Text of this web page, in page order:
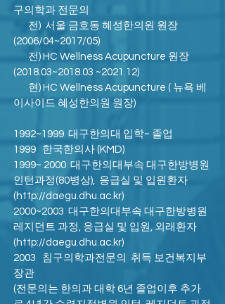
구의학과 전문의
전) 서울 금호동 혜성한의원 원장
(2006/04~2017/05)
전) HC Wellness Acupuncture 원장
(2018.03~2018.03 ~2021.12)
현) HC Wellness Acupuncture ( 뉴욕 베
이사이드 혜성한의원 원장)
1992~1999 대구한의대 입학~ 졸업
1999 한국한의사 (KMD)
1999~ 2000 대구한의대부속 대구한방병원
인턴과정(80병상), 응급실 및 입원환자
( http://daegu.dhu.ac.kr)
2000~2003 대구한의대부속 대구한방병원
레지던트 과정, 응급실 및 입원, 외래환자
( http://daegu.dhu.ac.kr)
2003
침구의학과전문의 취득 보건복지부
장관
(전문의는 한의과 대학 6년 졸업이후 추가